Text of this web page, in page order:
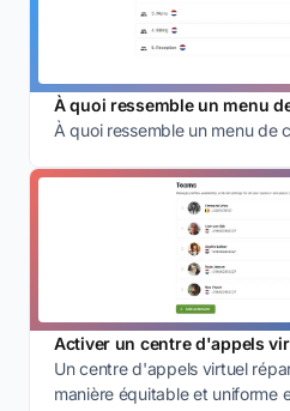
À quoi ressemble un menu
À quoi ressemble un menu de
Activer un centre d'appels
Un centre d'appels virtuel
manière équitable et uniforme